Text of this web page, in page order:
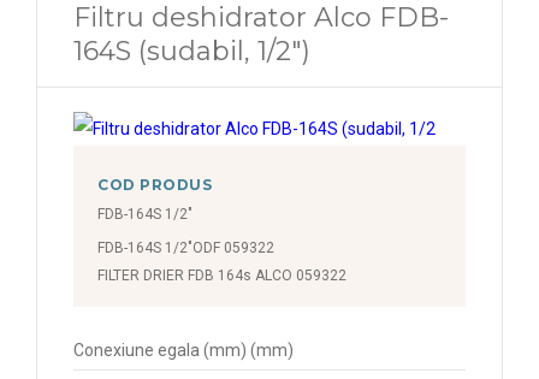
Filtru deshidrator Alco FDB-
164S (sudabil, 1/2")
COD PRODUS
FDB-164S 1/2"
FDB-164S 1/2"ODF 059322
FILTER DRIER FDB 164s ALCO 059322
Conexiune egala (mm) (mm)